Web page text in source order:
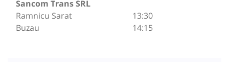
Sancom Trans SRL
Ramnicu Sarat
Buzau
13:30
14:15